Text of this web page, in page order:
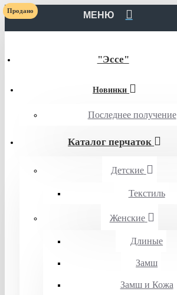
МЕНЮ
"Эссе"
Новинки
Последнее получение
Каталог перчаток
Детские
Текстиль
Женские
Длиные
Замш
Замш и Кожа
Продано